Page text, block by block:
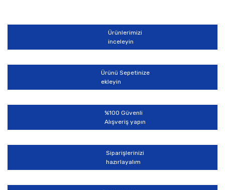
Yorum Yaz
Görüş ve önerileriniz için teşekkür ederiz.
Ürün resmi kalitesiz, bozuk veya görüntülenemiyor.
Ürün açıklamasında eksik bilgiler bulunuyor.
Ürün bilgilerinde hatalar bulunuyor.
Ürün fiyatı diğer sitelerden daha pahalı.
Bu ürüne benzer farklı alternatifler olmalı.
Gönder
Ürünlerimizi
inceleyin
Ürünü Sepetinize
ekleyin
%100 Güvenli
Alışveriş yapın
Siparişlerinizi
hazırlayalım